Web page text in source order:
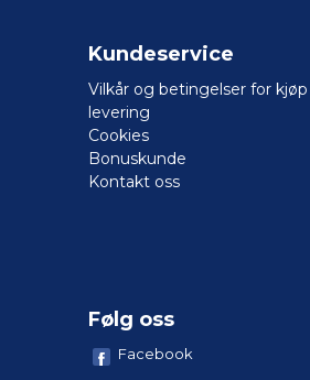
Kundeservice
Vilkår og betingelser for
levering
Cookies
Bonuskunde
Kontakt oss
Følg oss
Facebook